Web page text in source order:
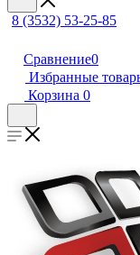
8 (3532) 53-25-85
Сравнение0
Избранные
Корзина 0